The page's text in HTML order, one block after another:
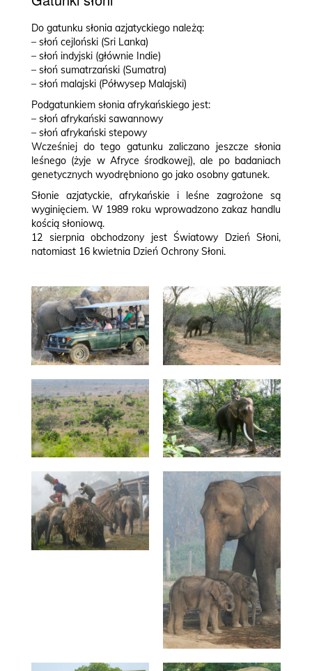
Do gatunku słonia azjatyckiego należą:
– słoń cejloński (Sri Lanka)
– słoń indyjski (głównie Indie)
– słoń sumatrzański (Sumatra)
– słoń malajski (Półwysep Malajski)
Podgatunkiem słonia afrykańskiego jest:
– słoń afrykański sawannowy
– słoń afrykański stepowy
Wcześniej do tego gatunku zaliczano jeszcze słonia
leśnego (żyje w Afryce środkowej), ale po badaniach
genetycznych wyodrębniono go jako osobny gatunek.
Słonie azjatyckie, afrykańskie i leśne zagrożone są
wyginięciem. W 1989 roku wprowadzono zakaz handlu
kością słoniową.
12 sierpnia obchodzony jest Światowy Dzień Słoni,
natomiast 16 kwietnia Dzień Ochrony Słoni.